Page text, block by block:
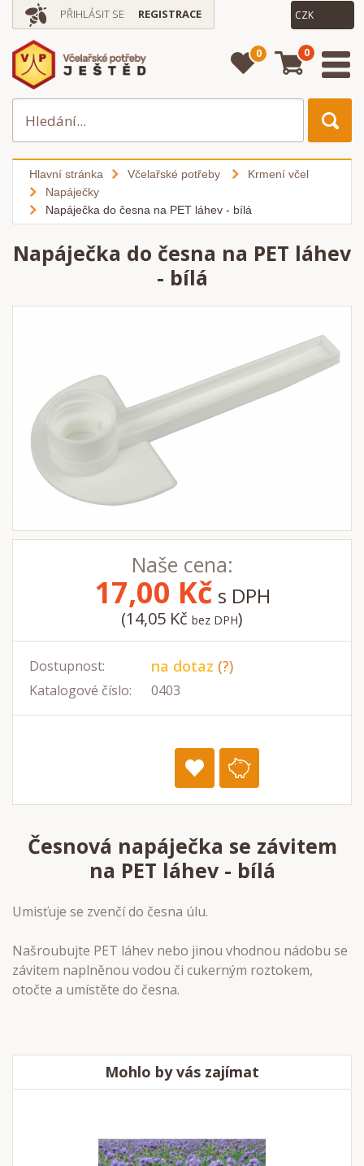
PŘIHLÁSIT SE REGISTRACE
0 0
Hlavní stránka Včelařské potřeby
Krmení včel
Napáječky
Napáječka do česna na PET láhev - bílá
Napáječka do česna na PET láhev
- bílá
Naše cena:
17,00 Kč s DPH
(14,05 Kč bez DPH)
Dostupnost: na dotaz (?)
Katalogové číslo: 0403
Česnová napáječka se závitem
na PET láhev - bílá
Umisťuje se zvenčí do česna úlu.
Našroubujte PET láhev nebo jinou vhodnou nádobu se
závitem naplněnou vodou či cukerným roztokem,
otočte a umístěte do česna.
Mohlo by vás zajímat